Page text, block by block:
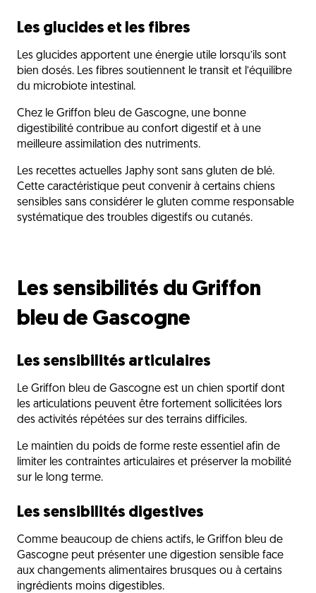
Les glucides et les fibres
Les glucides apportent une énergie utile lorsqu’ils sont
bien dosés. Les fibres soutiennent le transit et l’équilibre
du microbiote intestinal.
Chez le Griffon bleu de Gascogne, une bonne
digestibilité contribue au confort digestif et à une
meilleure assimilation des nutriments.
Les recettes actuelles Japhy sont sans gluten de blé.
Cette caractéristique peut convenir à certains chiens
sensibles sans considérer le gluten comme responsable
systématique des troubles digestifs ou cutanés.
Les sensibilités du Griffon
bleu de Gascogne
Les sensibilités articulaires
Le Griffon bleu de Gascogne est un chien sportif dont
les articulations peuvent être fortement sollicitées lors
des activités répétées sur des terrains difficiles.
Le maintien du poids de forme reste essentiel afin de
limiter les contraintes articulaires et préserver la mobilité
sur le long terme.
Les sensibilités digestives
Comme beaucoup de chiens actifs, le Griffon bleu de
Gascogne peut présenter une digestion sensible face
aux changements alimentaires brusques ou à certains
ingrédients moins digestibles.